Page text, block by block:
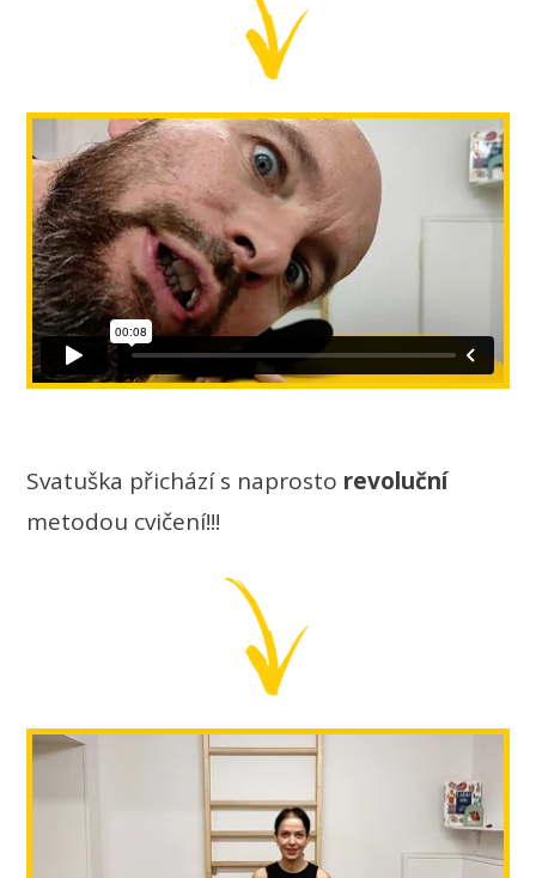
Svatuška přichází s naprosto revoluční
metodou cvičení!!!